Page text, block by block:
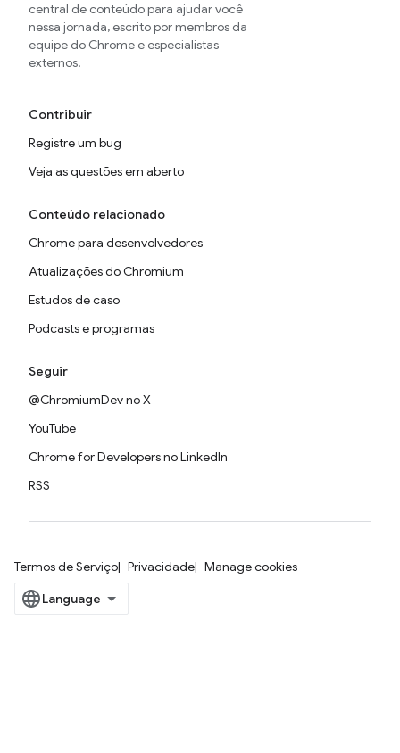
central de conteúdo para ajudar você
nessa jornada, escrito por membros da
equipe do Chrome e especialistas
externos.
Contribuir
Registre um bug
Veja as questões em aberto
Conteúdo relacionado
Chrome para desenvolvedores
Atualizações do Chromium
Estudos de caso
Podcasts e programas
Seguir
@ChromiumDev no X
YouTube
Chrome for Developers no LinkedIn
RSS
Termos de Serviço Privacidade Manage cookies